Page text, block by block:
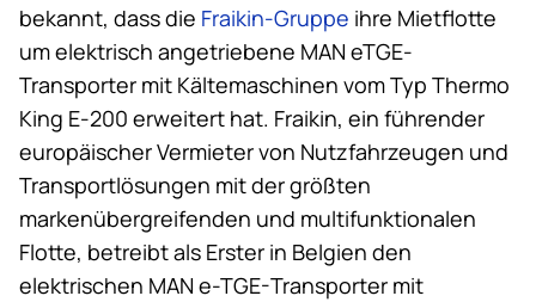
bekannt, dass die Fraikin-Gruppe ihre Mietflotte
um elektrisch angetriebene MAN eTGE-
Transporter mit Kältemaschinen vom Typ Thermo
King E-200 erweitert hat. Fraikin, ein führender
europäischer Vermieter von Nutzfahrzeugen und
Transportlösungen mit der größten
markenübergreifenden und multifunktionalen
Flotte, betreibt als Erster in Belgien den
elektrischen MAN e-TGE-Transporter mit